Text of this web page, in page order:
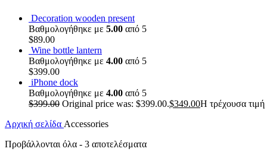
Decoration wooden present
Βαθμολογήθηκε με 5.00 από 5
$89.00
Wine bottle lantern
Βαθμολογήθηκε με 4.00 από 5
$399.00
iPhone dock
Βαθμολογήθηκε με 4.00 από 5
$399.00 Original price was: $399.00.$349.00Η τρέχουσα τιμή
Αρχική σελίδα Accessories
Προβάλλονται όλα - 3 αποτελέσματα